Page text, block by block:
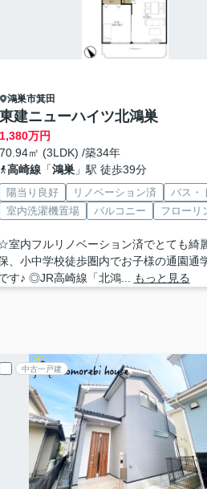
鴻巣市箕田
東建ニューハイツ北鴻巣
1,380万円
70.94㎡ (3LDK) /築34年
高崎線「鴻巣」駅 徒歩39分
陽当り良好 リノベーション済
バス・
室内洗濯機置場
バルコニー フローリ
室内フルリノベーション済でとても綺
、小中学校徒歩圏内でお子様の通園通
す♪ ◎JR高崎線「北鴻...
もっと見る
中古一戸建